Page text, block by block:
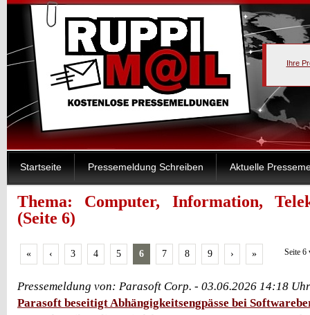
Ihre
Startseite Pressemeldung Schreiben Aktuelle
Thema: Computer, Information,
(Seite 6)
« ‹ 3 4 5 6 7 8 9 › » Seite 6
Pressemeldung von: Parasoft Corp. - 03.06.2026 14:18 Uhr
Parasoft beseitigt Abhängigkeitsengpässe bei